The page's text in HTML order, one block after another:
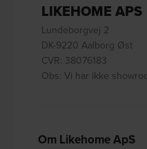
LIKEHOME APS
Lundeborgvej 2
DK-9220 Aalborg Øst
CVR: 38076183
Obs: Vi har ikke
Om Likehome ApS